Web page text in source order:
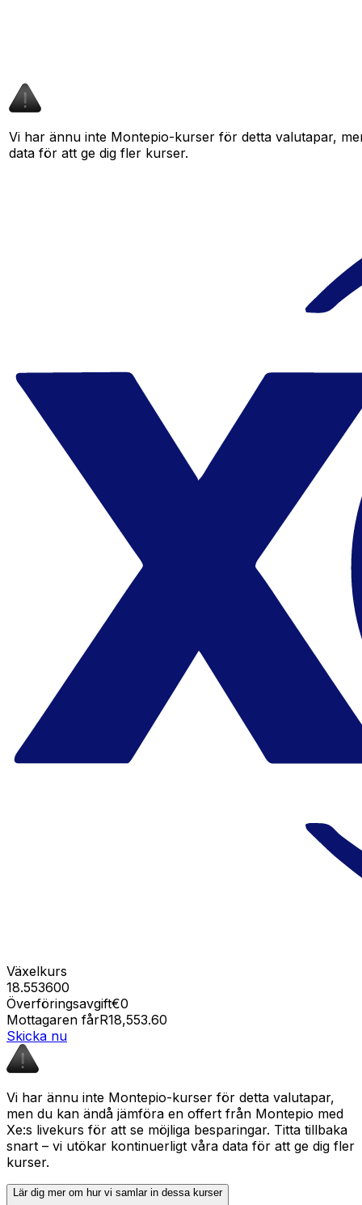
Vi har ännu inte Montepio-kurser för detta valutapar,
data för att ge dig fler kurser.
Växelkurs
18.553600
Överföringsavgift€0
Mottagaren fårR18,553.60
Skicka nu
Vi har ännu inte Montepio-kurser för detta valutapar,
men du kan ändå jämföra en offert från Montepio med
Xe:s livekurs för att se möjliga besparingar. Titta tillbaka
snart – vi utökar kontinuerligt våra data för att ge dig fler
kurser.
Lär dig mer om hur vi samlar in dessa kurser